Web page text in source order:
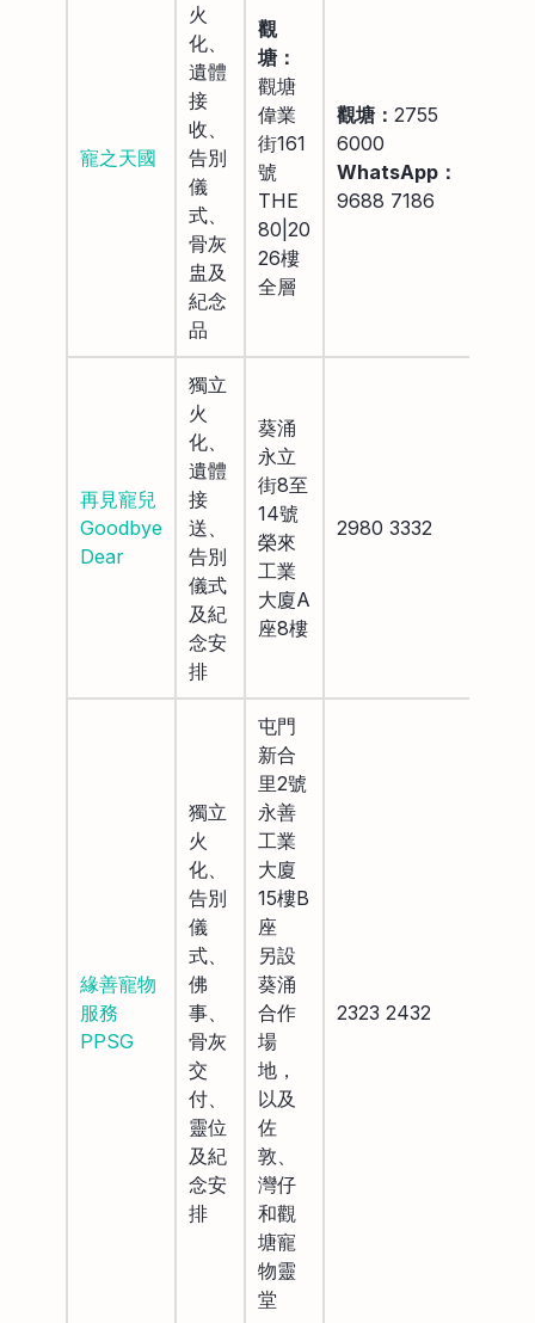
寵之天國
火
化、
遺體
接
收、
告別
儀
式、
骨灰
盅及
紀念
品
觀
塘：
觀塘
偉業
街161
號
THE
80|20
26樓
全層
觀塘： 2755
6000
WhatsApp：
9688 7186
再見寵兒
Goodbye
Dear
獨立
火
化、
遺體
接
送、
告別
儀式
及紀
念安
排
葵涌
永立
街8至
14號
榮來
工業
大廈A
座8樓
2980 3332
緣善寵物
服務
PPSG
獨立
火
化、
告別
儀
式、
佛
事、
骨灰
交
付、
靈位
及紀
念安
排
屯門
新合
里2號
永善
工業
大廈
15樓B
座
另設
葵涌
合作
場
地，
以及
佐
敦、
灣仔
和觀
塘寵
物靈
堂
2323 2432